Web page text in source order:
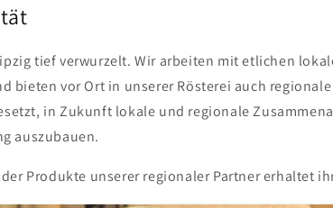
tief verwurzelt. Wir arbeiten mit etlichen
bieten vor Ort in unserer Rösterei auch
in Zukunft lokale und regionale
auszubauen.
Produkte unserer regionaler Partner erhaltet